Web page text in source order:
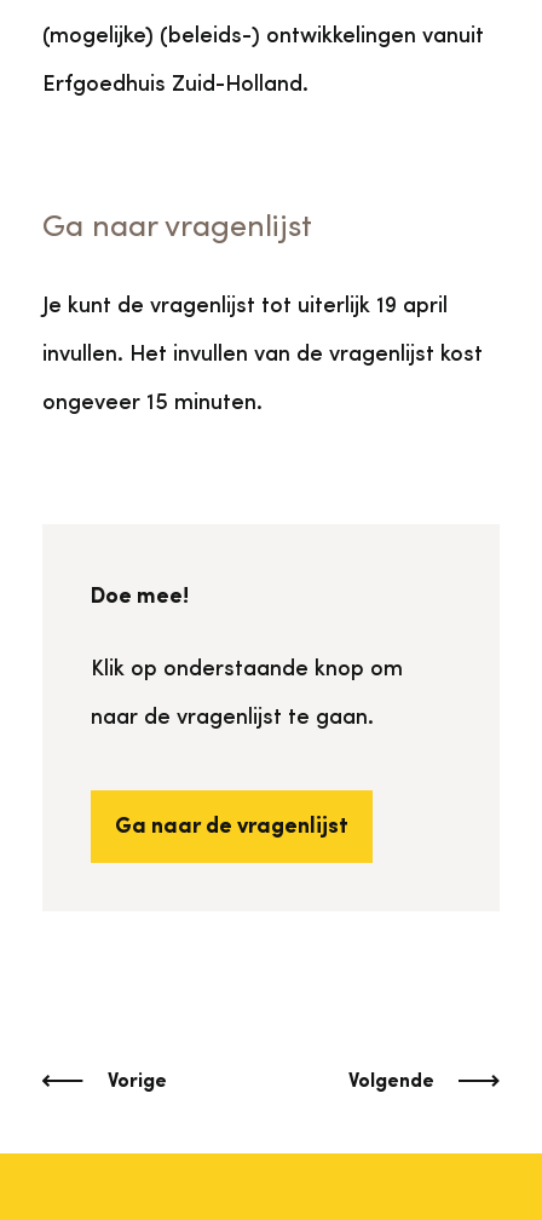
(mogelijke) (beleids-) ontwikkelingen vanuit
Erfgoedhuis Zuid-Holland.
Ga naar vragenlijst
Je kunt de vragenlijst tot uiterlijk 19 april
invullen. Het invullen van de vragenlijst kost
ongeveer 15 minuten.
Doe mee!
Klik op onderstaande knop om
naar de vragenlijst te gaan.
Ga naar de vragenlijst
Vorige Volgende